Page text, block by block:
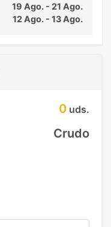
19 Ago. - 21 Ago.
12 Ago. - 13 Ago.
0 uds.
Crudo